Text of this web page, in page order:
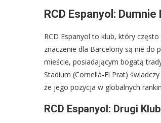
RCD Espanyol:
RCD Espanyol to klub, który
znaczenie dla Barcelony są nie do
mieście, posiadającym bogatą
Stadium (Cornellà-El Prat)
że jego pozycja w globalnych
RCD Espanyol: Drugi